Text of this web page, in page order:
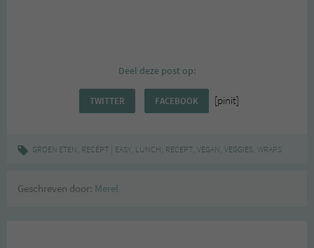
Deel deze post op:
TWITTER FACEBOOK [pinit]
GROEN ETEN, RECEPT EASY, LUNCH, RECEPT, VEGAN, VEGGIES, WRAPS
Geschreven door: Merel